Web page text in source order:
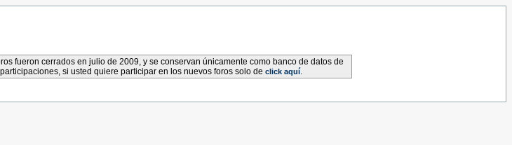
fueron cerrados en julio de 2009, y se conservan únicamente como banco de datos de
si usted quiere participar en los nuevos foros solo de click aquí.